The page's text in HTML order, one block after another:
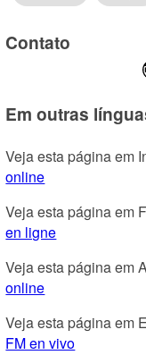
Contato
Em outras
Veja esta página em
online
Veja esta página em
en ligne
Veja esta página em
online
Veja esta página em
FM en vivo